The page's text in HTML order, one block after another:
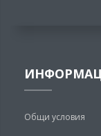
Общи условия